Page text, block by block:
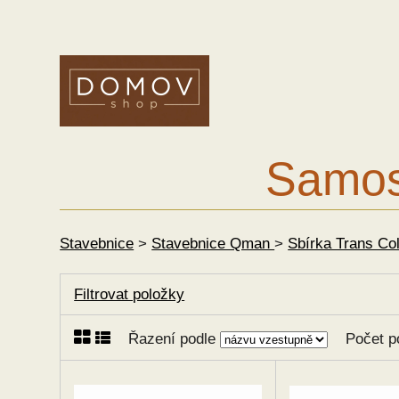
Stavebnice > Stavebnice Qman> Sbírka Trans
Filtrovat položky
Řazení podle Počet